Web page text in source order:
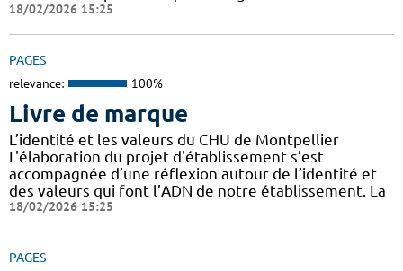
18/02/2026 15:25
PAGES
relevance: 100%
Livre de marque
L’identité et les valeurs du CHU de Montpellier
L'élaboration du projet d'établissement s’est
accompagnée d’une réflexion autour de l’identité et
des valeurs qui font l’ADN de notre établissement. La
18/02/2026 15:25
PAGES